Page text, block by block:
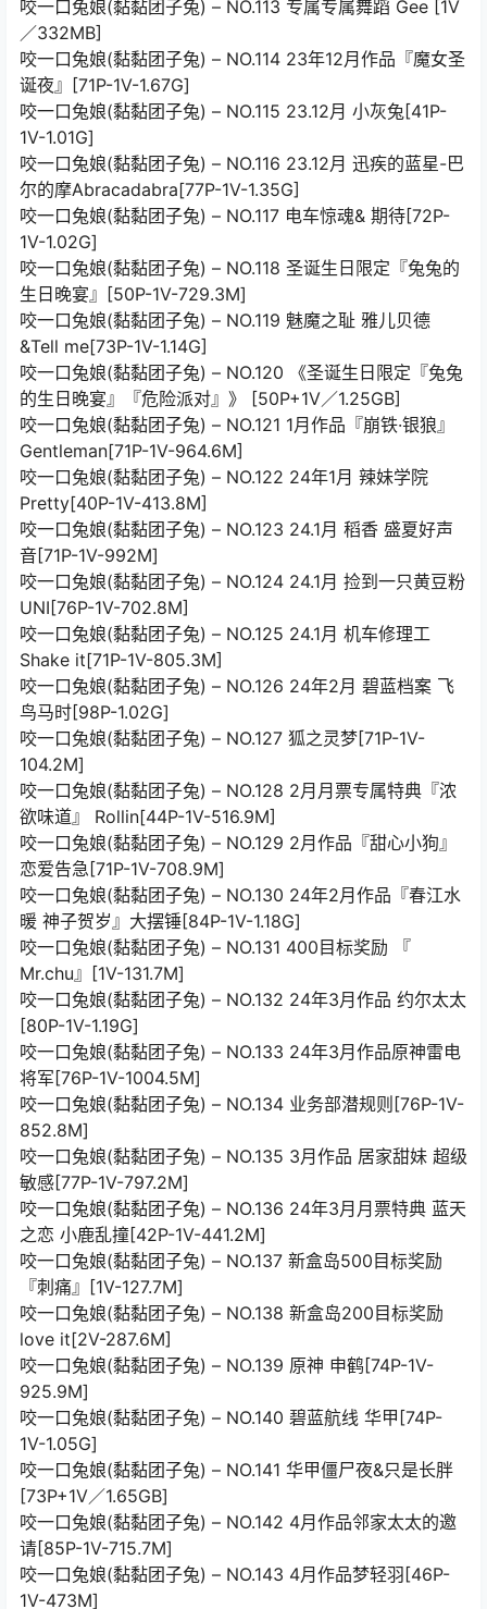
咬一口兔娘(黏黏团子兔) – NO.113 专属专属舞蹈 Gee [1V
／332MB]
咬一口兔娘(黏黏团子兔) – NO.114 23年12月作品『魔女圣
诞夜』[71P-1V-1.67G]
咬一口兔娘(黏黏团子兔) – NO.115 23.12月 小灰兔[41P-
1V-1.01G]
咬一口兔娘(黏黏团子兔) – NO.116 23.12月 迅疾的蓝星-巴
尔的摩Abracadabra[77P-1V-1.35G]
咬一口兔娘(黏黏团子兔) – NO.117 电车惊魂& 期待[72P-
1V-1.02G]
咬一口兔娘(黏黏团子兔) – NO.118 圣诞生日限定『兔兔的
生日晚宴』[50P-1V-729.3M]
咬一口兔娘(黏黏团子兔) – NO.119 魅魔之耻 雅儿贝德
&Tell me[73P-1V-1.14G]
咬一口兔娘(黏黏团子兔) – NO.120 《圣诞生日限定『兔兔
的生日晚宴』『危险派对』》 [50P+1V／1.25GB]
咬一口兔娘(黏黏团子兔) – NO.121 1月作品『崩铁·银狼』
Gentleman[71P-1V-964.6M]
咬一口兔娘(黏黏团子兔) – NO.122 24年1月 辣妹学院
Pretty[40P-1V-413.8M]
咬一口兔娘(黏黏团子兔) – NO.123 24.1月 稻香 盛夏好声
音[71P-1V-992M]
咬一口兔娘(黏黏团子兔) – NO.124 24.1月 捡到一只黄豆粉
UNI[76P-1V-702.8M]
咬一口兔娘(黏黏团子兔) – NO.125 24.1月 机车修理工
Shake it[71P-1V-805.3M]
咬一口兔娘(黏黏团子兔) – NO.126 24年2月 碧蓝档案 飞
鸟马时[98P-1.02G]
咬一口兔娘(黏黏团子兔) – NO.127 狐之灵梦[71P-1V-
104.2M]
咬一口兔娘(黏黏团子兔) – NO.128 2月月票专属特典『浓
欲味道』 Rollin[44P-1V-516.9M]
咬一口兔娘(黏黏团子兔) – NO.129 2月作品『甜心小狗』
恋爱告急[71P-1V-708.9M]
咬一口兔娘(黏黏团子兔) – NO.130 24年2月作品『春江水
暖 神子贺岁』大摆锤[84P-1V-1.18G]
咬一口兔娘(黏黏团子兔) – NO.131 400目标奖励 『
Mr.chu』[1V-131.7M]
咬一口兔娘(黏黏团子兔) – NO.132 24年3月作品 约尔太太
[80P-1V-1.19G]
咬一口兔娘(黏黏团子兔) – NO.133 24年3月作品原神雷电
将军[76P-1V-1004.5M]
咬一口兔娘(黏黏团子兔) – NO.134 业务部潜规则[76P-1V-
852.8M]
咬一口兔娘(黏黏团子兔) – NO.135 3月作品 居家甜妹 超级
敏感[77P-1V-797.2M]
咬一口兔娘(黏黏团子兔) – NO.136 24年3月月票特典 蓝天
之恋 小鹿乱撞[42P-1V-441.2M]
咬一口兔娘(黏黏团子兔) – NO.137 新盒岛500目标奖励
『刺痛』[1V-127.7M]
咬一口兔娘(黏黏团子兔) – NO.138 新盒岛200目标奖励
love it[2V-287.6M]
咬一口兔娘(黏黏团子兔) – NO.139 原神 申鹤[74P-1V-
925.9M]
咬一口兔娘(黏黏团子兔) – NO.140 碧蓝航线 华甲[74P-
1V-1.05G]
咬一口兔娘(黏黏团子兔) – NO.141 华甲僵尸夜&只是长胖
[73P+1V／1.65GB]
咬一口兔娘(黏黏团子兔) – NO.142 4月作品邻家太太的邀
请[85P-1V-715.7M]
咬一口兔娘(黏黏团子兔) – NO.143 4月作品梦轻羽[46P-
1V-473M]